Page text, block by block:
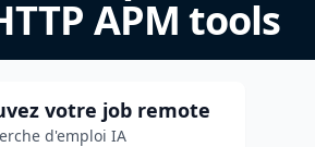
APM tools
votre job remote
d'emploi IA